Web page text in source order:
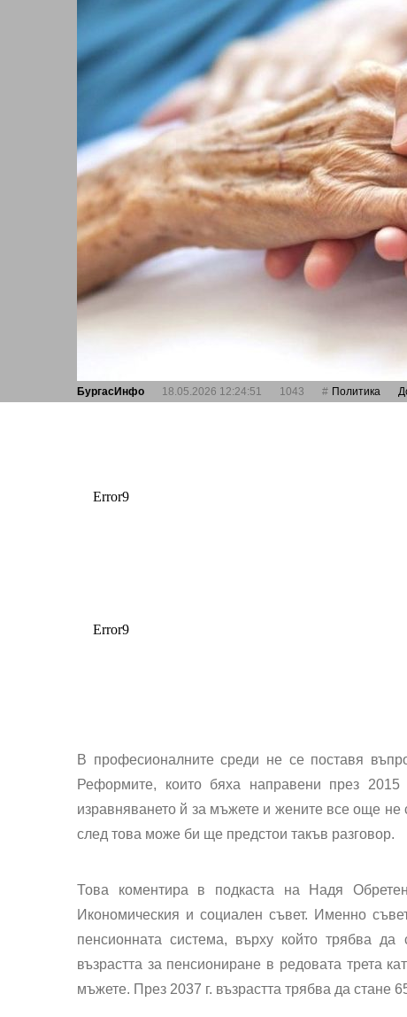
БургасИнфо 18.05.2026 12:24:51 1043 Политика
В професионалните среди не се поставя
Реформите, които бяха направени през
изравняването й за мъжете и жените все още не
след това може би ще предстои такъв разговор.
Това коментира в подкаста на Надя
Икономическия и социален съвет. Именно
пенсионната система, върху който трябва
възрастта за пенсиониране в редовата трета
мъжете. През 2037 г. възрастта трябва да стане